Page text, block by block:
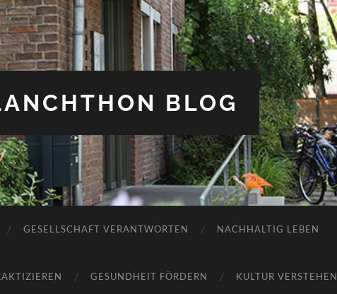
BLOG
GESELLSCHAFT VERANTWORTEN NACHHALTIG LEBEN
GESUNDHEIT FÖRDERN KULTUR VERSTEHEN